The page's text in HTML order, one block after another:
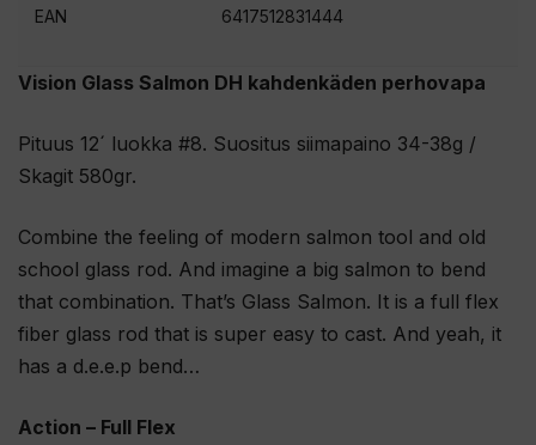
Vision Glass Salmon DH kahdenkäden perhovapa
Pituus 12´ luokka #8. Suositus siimapaino 34-38g /
Skagit 580gr.
Combine the feeling of modern salmon tool and old
school glass rod. And imagine a big salmon to bend
that combination. That’s Glass Salmon. It is a full flex
fiber glass rod that is super easy to cast. And yeah, it
has a d.e.e.p bend…
Action – Full Flex
EAN
6417512831444